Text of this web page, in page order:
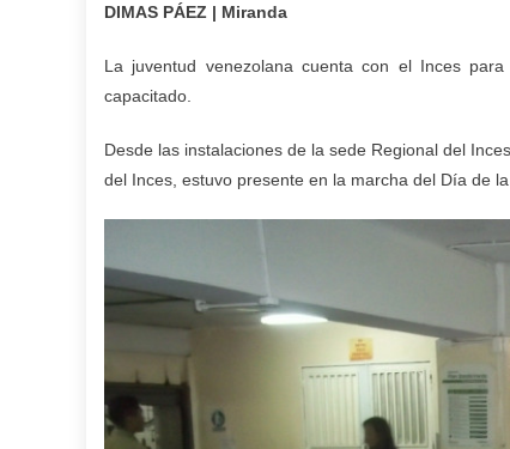
DIMAS PÁEZ | Miranda
La juventud venezolana cuenta con el Inces
capacitado.
Desde las instalaciones de la sede Regional del
del Inces, estuvo presente en la marcha del Día de